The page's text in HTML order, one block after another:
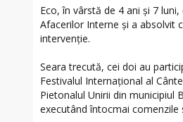
Eco, în vârstă de 4 ani și 7
Afacerilor Interne și a absolvit
intervenție.
Seara trecută, cei doi au
Festivalul Internațional al
Pietonalul Unirii din municipiul
executând întocmai comenzile